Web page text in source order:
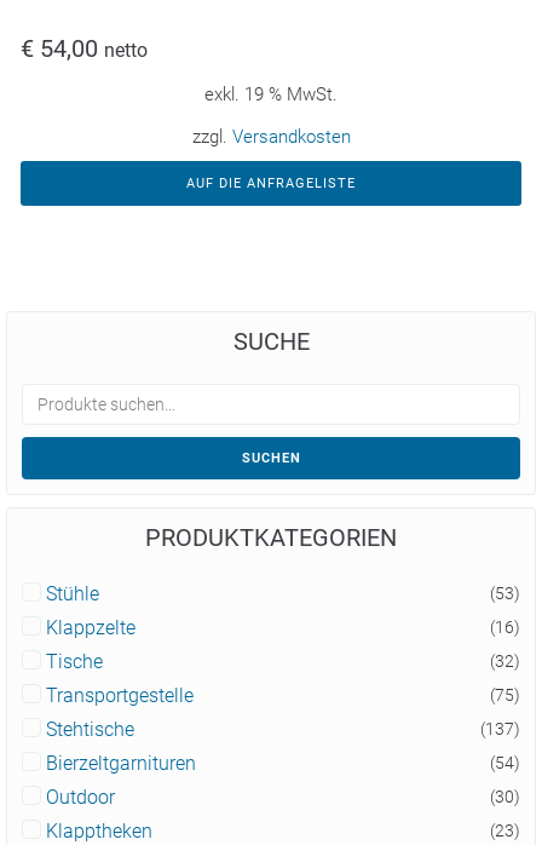
€ 54,00 netto
exkl. 19 % MwSt.
zzgl. Versandkosten
AUF DIE ANFRAGELISTE
SUCHE
SUCHEN
PRODUKTKATEGORIEN
Stühle (53)
Klappzelte (16)
Tische (32)
Transportgestelle (75)
Stehtische (137)
Bierzeltgarnituren (54)
Outdoor (30)
Klapptheken (23)